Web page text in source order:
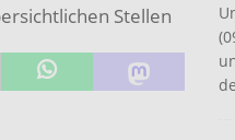
Stellen